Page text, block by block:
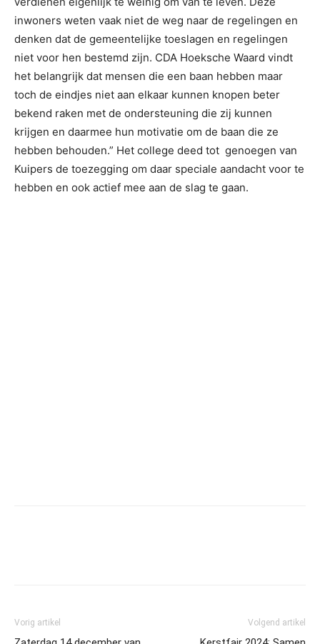
inwoners weten vaak niet de weg naar de regelingen en
denken dat de gemeentelijke toeslagen en regelingen
niet voor hen bestemd zijn. CDA Hoeksche Waard vindt
het belangrijk dat mensen die een baan hebben maar
toch de eindjes niet aan elkaar kunnen knopen beter
bekend raken met de ondersteuning die zij kunnen
krijgen en daarmee hun motivatie om de baan die ze
hebben behouden.” Het college deed tot genoegen van
Kuipers de toezegging om daar speciale aandacht voor te
hebben en ook actief mee aan de slag te gaan.
Vorig artikel Volgend artikel